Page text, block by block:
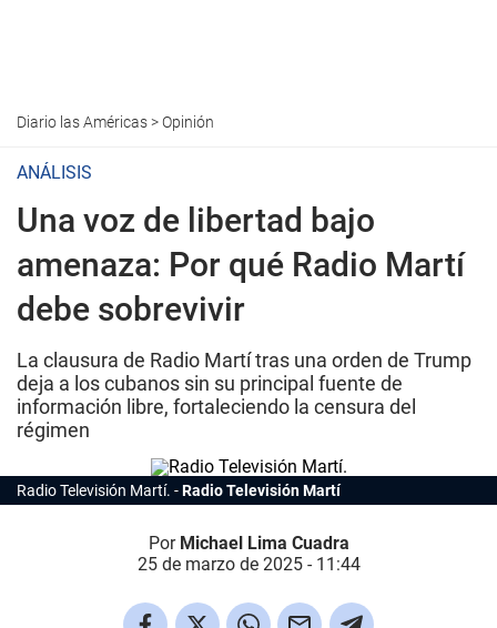
Diario las Américas>Opinión
ANÁLISIS
Una voz de libertad bajo
amenaza: Por qué Radio Martí
debe sobrevivir
La clausura de Radio Martí tras una orden de Trump
deja a los cubanos sin su principal fuente de
información libre, fortaleciendo la censura del
régimen
Radio Televisión Martí. Radio Televisión Martí
Por Michael Lima Cuadra
25 de marzo de 2025 - 11:44